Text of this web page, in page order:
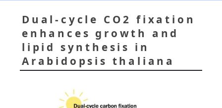
Dual-cycle CO2 fixation
enhances growth and
lipid synthesis in
Arabidopsis thaliana